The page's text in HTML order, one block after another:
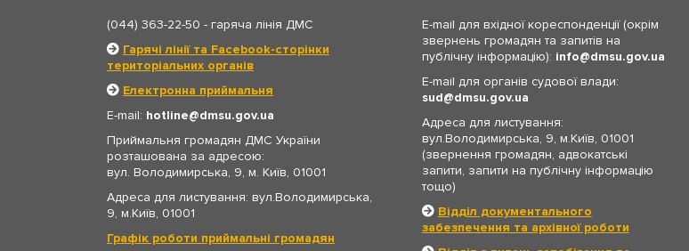
(044) 363-22-50 - гаряча лінія ДМС
Гарячі лінії та Facebook-сторінки
територіальних органів
Електронна приймальня
E-mail: hotline
dmsu.gov.ua
Приймальня громадян ДМС України
розташована за адресою:
вул. Володимирська, 9, м. Київ, 01001
Адреса для листування: вул.Володимирська,
9, м.Київ, 01001
Графік роботи приймальні громадян
E-mail для вхідної кореспонденції (окрім
звернень громадян та запитів на
публічну інформацію): info
dmsu.gov.ua
E-mail для органів судової влади:
sud
dmsu.gov.ua
Адреса для листування:
вул.Володимирська, 9, м.Київ, 01001
(звернення громадян, адвокатські
запити, запити на публічну інформацію
тощо)
Відділ документального
забезпечення та архівної роботи